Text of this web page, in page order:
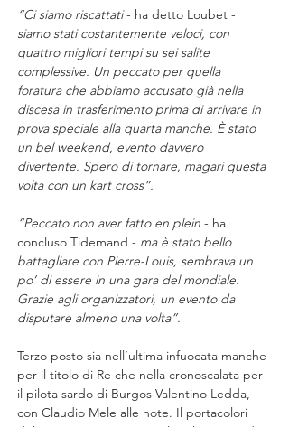
“Ci siamo riscattati - ha detto Loubet -
siamo stati costantemente veloci, con
quattro migliori tempi su sei salite
complessive. Un peccato per quella
foratura che abbiamo accusato già nella
discesa in trasferimento prima di arrivare in
prova speciale alla quarta manche. È stato
un bel weekend, evento davvero
divertente. Spero di tornare, magari questa
volta con un kart cross”.
“Peccato non aver fatto en plein - ha
concluso Tidemand - ma è stato bello
battagliare con Pierre-Louis, sembrava un
po’ di essere in una gara del mondiale.
Grazie agli organizzatori, un evento da
disputare almeno una volta”.
Terzo posto sia nell’ultima infuocata manche
per il titolo di Re che nella cronoscalata per
il pilota sardo di Burgos Valentino Ledda,
con Claudio Mele alle note. Il portacolori